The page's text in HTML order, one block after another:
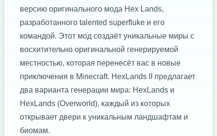
версию оригинального мода Hex Lands,
разработанного talented superfluke и его
командой. Этот мод создаёт уникальные миры с
восхитительно оригинальной генерируемой
местностью, которая перенесёт вас в новые
приключения в Minecraft. HexLands II предлагает
два варианта генерации мира: HexLands и
HexLands (Overworld), каждый из которых
открывает двери к уникальным ландшафтам и
биомам.